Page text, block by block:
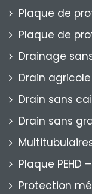
Plaque de
Plaque de
Drainage
Drain
Drain sans
Drain sans
Plaque PEHD
Protection